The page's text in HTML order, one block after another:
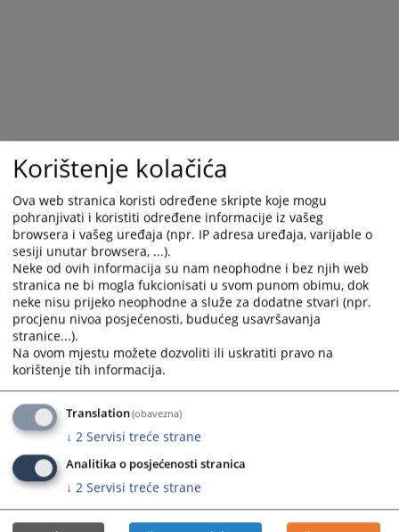
Korištenje kolačića
Ova web stranica koristi određene skripte koje mogu
pohranjivati i koristiti određene informacije iz vašeg
browsera i vašeg uređaja (npr. IP adresa uređaja, varijable o
sesiji unutar browsera, ...).
Neke od ovih informacija su nam neophodne i bez njih web
stranica ne bi mogla fukcionisati u svom punom obimu, dok
neke nisu prijeko neophodne a služe za dodatne stvari (npr.
procjenu nivoa posjećenosti, budućeg usavršavanja
stranice...).
Na ovom mjestu možete dozvoliti ili uskratiti pravo na
korištenje tih informacija.
Translation(obavezna)
↓ 2 Servisi treće strane
Analitika o posjećenosti stranica
↓ 2 Servisi treće strane